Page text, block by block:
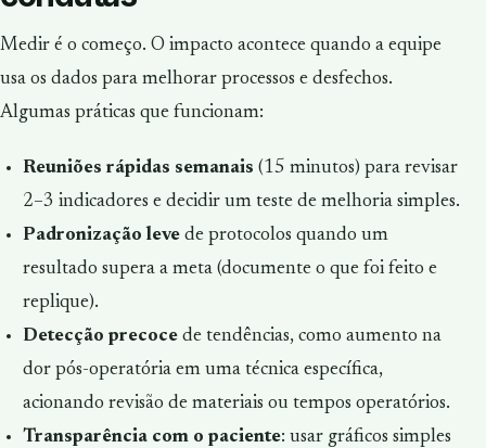
Medir é o começo. O impacto acontece quando a equipe
usa os dados para melhorar processos e desfechos.
Algumas práticas que funcionam:
Reuniões rápidas semanais (15 minutos) para revisar
2–3 indicadores e decidir um teste de melhoria simples.
Padronização levede protocolos quando um
resultado supera a meta (documente o que foi feito e
replique).
Detecção precocede tendências, como aumento na
dor pós-operatória em uma técnica específica,
acionando revisão de materiais ou tempos operatórios.
Transparência com o paciente: usar gráficos simples